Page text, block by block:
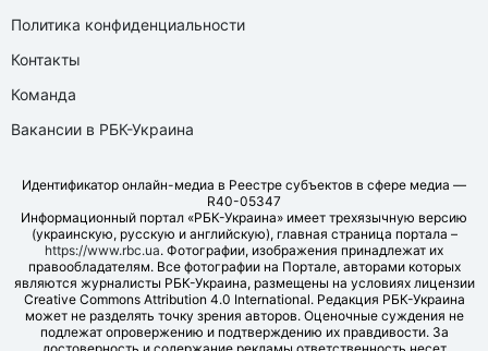
Политика конфиденциальности
Контакты
Команда
Вакансии в РБК-Украина
Идентификатор онлайн-медиа в Реестре субъектов в сфере медиа —
R40-05347
Информационный портал «РБК-Украина» имеет трехязычную версию
(украинскую, русскую и английскую), главная страница портала –
https://www.rbc.ua. Фотографии, изображения принадлежат их
правообладателям. Все фотографии на Портале, авторами которых
являются журналисты РБК-Украина, размещены на условиях лицензии
Creative Commons Attribution 4.0 International. Редакция РБК-Украина
может не разделять точку зрения авторов. Оценочные суждения не
подлежат опровержению и подтверждению их правдивости. За